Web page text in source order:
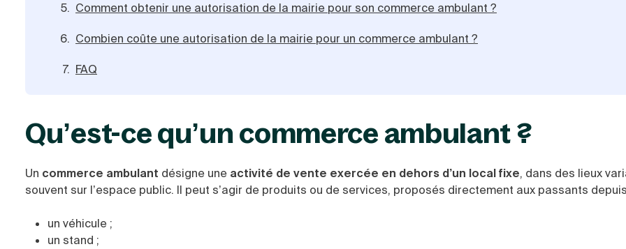
Comment obtenir une autorisation de la mairie pour son commerce ambulant ?
Combien coûte une autorisation de la mairie pour un commerce ambulant ?
FAQ
Qu’est-ce qu’un commerce ambulant ?
Un commerce ambulant désigne une activité de vente exercée en dehors d’un local fixe, dans des lieux
souvent sur l’espace public. Il peut s’agir de produits ou de services, proposés directement aux passants
un véhicule ;
un stand ;